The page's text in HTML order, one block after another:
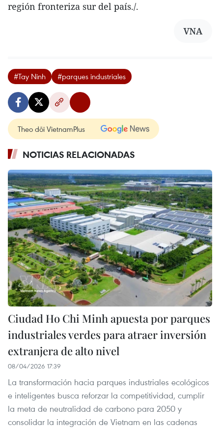
región fronteriza sur del país./.
VNA
#Tay Ninh #parques industriales
Theo dõi VietnamPlus
NOTICIAS RELACIONADAS
Ciudad Ho Chi Minh apuesta por parques
industriales verdes para atraer inversión
extranjera de alto nivel
08/04/2026 17:39
La transformación hacia parques industriales ecológicos
e inteligentes busca reforzar la competitividad, cumplir
la meta de neutralidad de carbono para 2050 y
consolidar la integración de Vietnam en las cadenas